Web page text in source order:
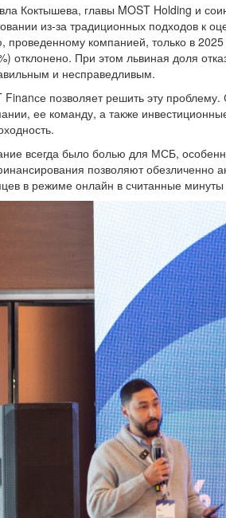
Коктышева, главы MOST Holding и
из-за традиционных подходов к
проведенному компанией, только в
отклонено. При этом львиная доля
и несправедливым.
позволяет решить эту
ее команду, а также
всегда было болью для МСБ,
позволяют
в режиме онлайн в считанные